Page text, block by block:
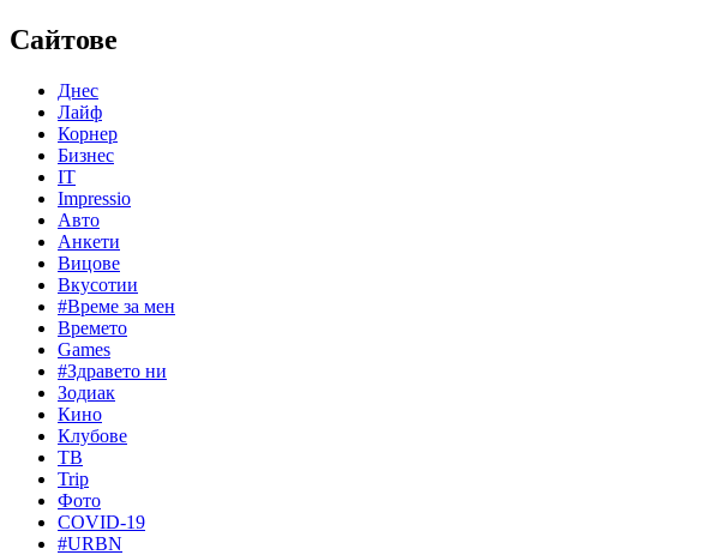
Сайтове
Днес
Лайф
Корнер
Бизнес
IT
Impressio
Авто
Анкети
Вицове
Вкусотии
#Време за мен
Времето
Games
#Здравето ни
Зодиак
Кино
Клубове
ТВ
Trip
Фото
COVID-19
#URBN